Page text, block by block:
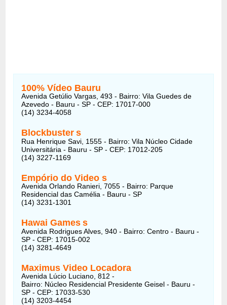
100% Vídeo Bauru
Avenida Getúlio Vargas, 493 - Bairro: Vila Guedes de
Azevedo - Bauru - SP - CEP: 17017-000
(14) 3234-4058
Blockbuster s
Rua Henrique Savi, 1555 - Bairro: Vila Núcleo Cidade
Universitária - Bauru - SP - CEP: 17012-205
(14) 3227-1169
Empório do Videos
Avenida Orlando Ranieri, 7055 - Bairro: Parque
Residencial das Camélia - Bauru - SP
(14) 3231-1301
Hawai Games s
Avenida Rodrigues Alves, 940 - Bairro: Centro - Bauru -
SP - CEP: 17015-002
(14) 3281-4649
Maximus Video Locadora
Avenida Lúcio Luciano, 812 -
Bairro: Núcleo Residencial Presidente Geisel - Bauru -
SP - CEP: 17033-530
(14) 3203-4454